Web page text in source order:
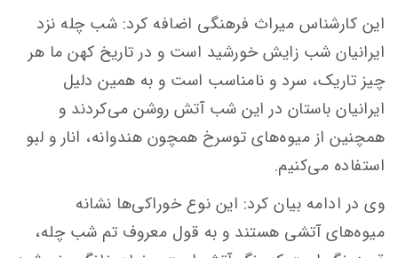
این کارشناس میراث فرهنگی اضافه کرد: شب چله نزد
ایرانیان شب زایش خورشید است و در تاریخ کهن ما هر
چیز تاریک، سرد و نامناسب است و به همین دلیل
ایرانیان باستان در این شب آتش روشن می‌کردند و
همچنین از میوه‌های توسرخ همچون هندوانه، انار و لبو
استفاده می‌کنیم.
وی در ادامه بیان کرد: این نوع خوراکی‌ها نشانه
میوه‌های آتشی هستند و به قول معروف تم شب چله،